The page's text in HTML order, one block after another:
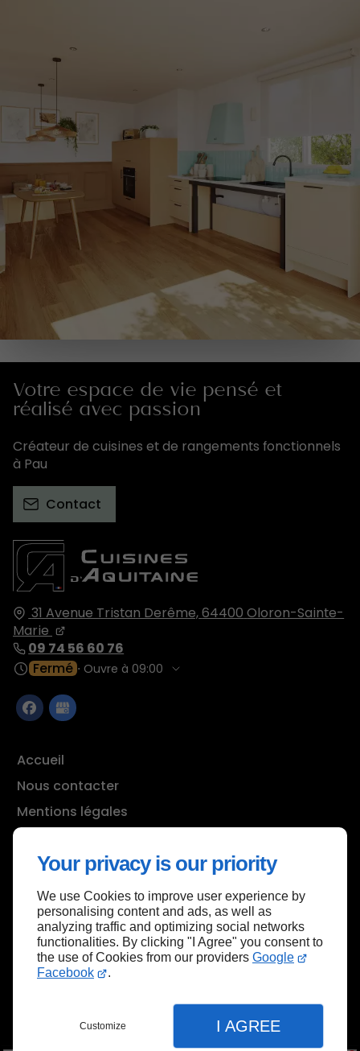
Your privacy is our priority
We use Cookies to improve user experience by
personalising content and ads, as well as
analyzing traffic and optimizing social networks
functionalities. By clicking "I Agree" you consent to
the use of Cookies from our providers Google
Facebook
.
Customize I AGREE
31 Avenue Tristan Derême,64400 Oloron-Sainte-
Marie
09 74 56 60 76
Fermé ⋅ Ouvre à 09:00
Accueil
Nous contacter
Mentions légales
Votre espace de vie pensé et
réalisé avec passion
Créateur de cuisines et de rangements fonctionnels
à Pau
Contact
Haut de page